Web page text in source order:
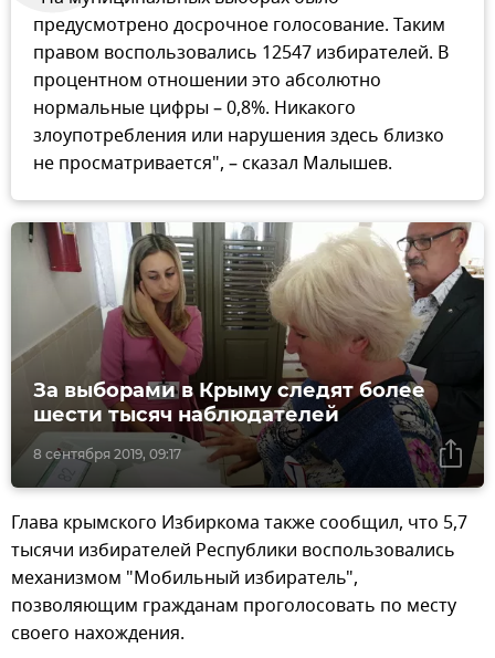
предусмотрено досрочное голосование. Таким
правом воспользовались 12547 избирателей. В
процентном отношении это абсолютно
нормальные цифры – 0,8%. Никакого
злоупотребления или нарушения здесь близко
не просматривается", – сказал Малышев.
8 сентября 2019, 09:17
За выборами в Крыму следят более
шести тысяч наблюдателей
Глава крымского Избиркома также сообщил, что 5,7
тысячи избирателей Республики воспользовались
механизмом "Мобильный избиратель",
позволяющим гражданам проголосовать по месту
своего нахождения.